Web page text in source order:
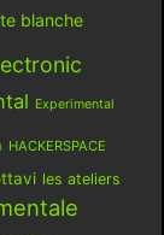
blanche
Experimental
HACKERSPACE
les ateliers